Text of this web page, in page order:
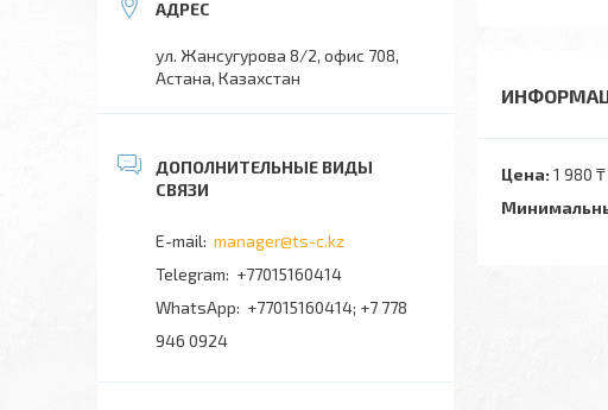
Цена: 1 980 ₸
ул. Жансугурова 8/2, офис 708,
Астана, Казахстан
manager@ts-c.kz
+77015160414
+77015160414; +7 778
946 0924